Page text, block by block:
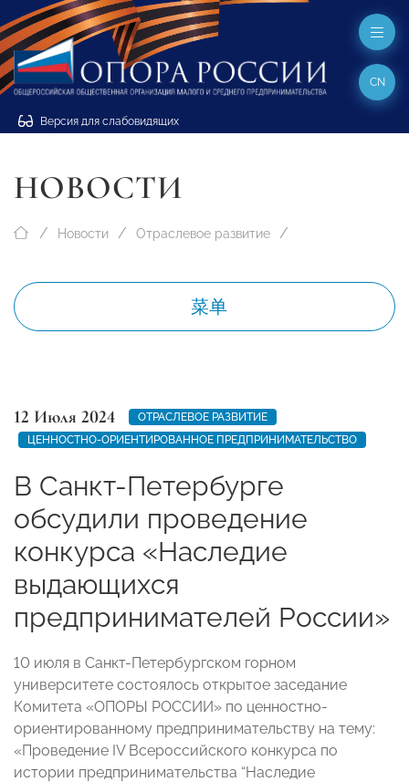
Версия для слабовидящих
CN
НОВОСТИ
Новости Отраслевое развитие
菜单
12 Июля 2024
ОТРАСЛЕВОЕ РАЗВИТИЕ
ЦЕННОСТНО-ОРИЕНТИРОВАННОЕ ПРЕДПРИНИМАТЕЛЬСТВО
В Санкт-Петербурге
обсудили проведение
конкурса «Наследие
выдающихся
предпринимателей России»
10 июля в Санкт-Петербургском горном
университете состоялось открытое заседание
Комитета «ОПОРЫ РОССИИ» по ценностно-
ориентированному предпринимательству на тему:
«Проведение IV Всероссийского конкурса по
истории предпринимательства “Наследие